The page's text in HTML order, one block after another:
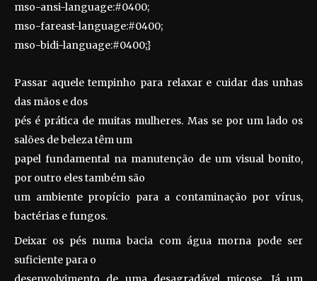
mso-ansi-language:#0400;
mso-fareast-language:#0400;
mso-bidi-language:#0400;}
Passar aquele tempinho para relaxar e cuidar das unhas
das mãos e dos
pés é prática de muitas mulheres. Mas se por um lado os
salões de beleza têm um
papel fundamental na manutenção de um visual bonito,
por outro eles também são
um ambiente propício para a contaminação por vírus,
bactérias e fungos.
Deixar os pés numa bacia com água morna pode ser
suficiente para o